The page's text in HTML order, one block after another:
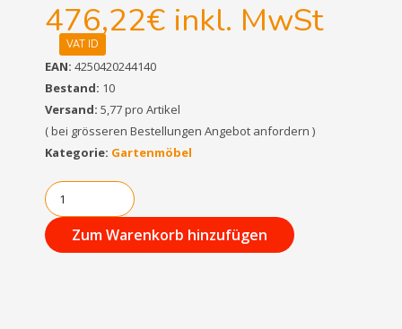
476,22€ inkl. MwSt
VAT ID
EAN: 4250420244140
Bestand: 10
Versand: 5,77 pro Artikel
( bei grösseren Bestellungen Angebot anfordern )
Kategorie: Gartenmöbel
Zum Warenkorb hinzufügen